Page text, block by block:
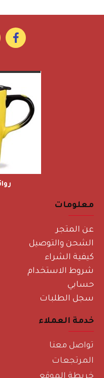
معلومات
عن المتجر
الشحن والتوصيل
كيفية الشراء
شروط الاستخدام
حسابي
سجل الطلبات
خدمة العملاء
تواصل معنا
المرتجعات